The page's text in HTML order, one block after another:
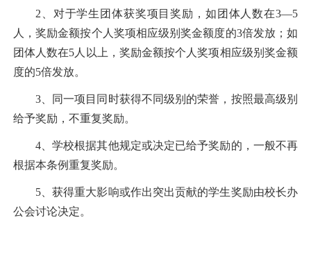
2 、对于学生团体获奖项目奖励，如团体人数在3—5
人，奖励金额按个人奖项相应级别奖金额度的3倍发放；如
团体人数在5 人以上，奖励金额按个人奖项相应级别奖金额
度的5倍发放。
3、同一项目同时获得不同级别的荣誉，按照最高级别
给予奖励，不重复奖励。
4、学校根据其他规定或决定已给予奖励的，一般不再
根据本条例重复奖励。
5、获得重大影响或作出突出贡献的学生奖励由校长办
公会讨论决定。